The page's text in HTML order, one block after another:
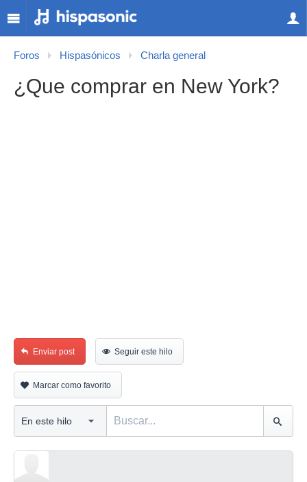
Foros Hispasónicos Charla general
¿Que comprar en New York?
Enviar post Seguir este hilo
Marcar como favorito